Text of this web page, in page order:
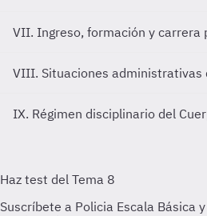
VII. Ingreso, formación y carrera
VIII. Situaciones administrativas
IX. Régimen disciplinario del